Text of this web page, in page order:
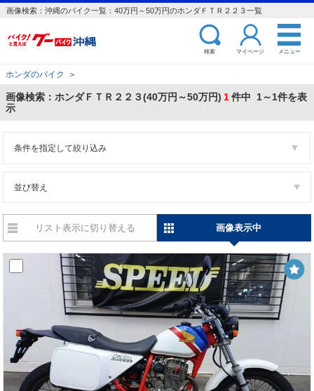
画像検索：沖縄のバイク一覧：40万円～50万円のホンダＦＴＲ２２３一覧
検索 マイページ メニュー
ホンダのバイク ＞
画像検索：ホンダＦＴＲ２２３(40万円～50万円) 1件中 1～1件を表
示
条件を指定して絞り込み
並び替え
リスト表示に切り替える 画像表示中